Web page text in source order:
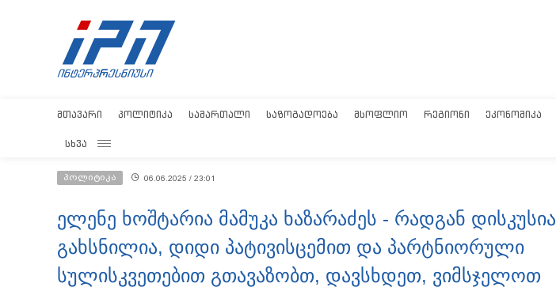
ᲛᲗᲐᲕᲐᲠᲘ ᲞᲝᲚᲘᲢᲘᲙᲐ ᲡᲐᲛᲐᲠᲗᲐᲚᲘ ᲡᲐᲖᲝᲒᲐᲓᲝᲔᲑᲐ ᲛᲡᲝᲤᲚᲘᲝ ᲠᲔᲒᲘᲝᲜᲘ ᲔᲙᲝᲜᲝᲛᲘᲙᲐ
ᲡᲮᲕᲐ
პოლიტიკა 06.06.2025 / 23:01
ელენე ხოშტარია მამუკა ხაზარაძეს - რადგან დისკუსია
გახსნილია, დიდი პატივისცემით და პარტნიორული
სულისკვეთებით გთავაზობთ, დავსხდეთ, ვიმსჯელოთ